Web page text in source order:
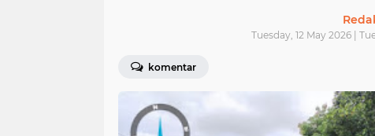
Tuesday, 12 May 2026 |
komentar